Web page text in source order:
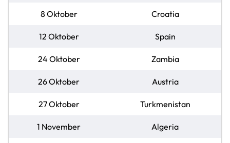
8 Oktober Croatia
12 Oktober Spain
24 Oktober Zambia
26 Oktober Austria
27 Oktober Turkmenistan
1 November Algeria